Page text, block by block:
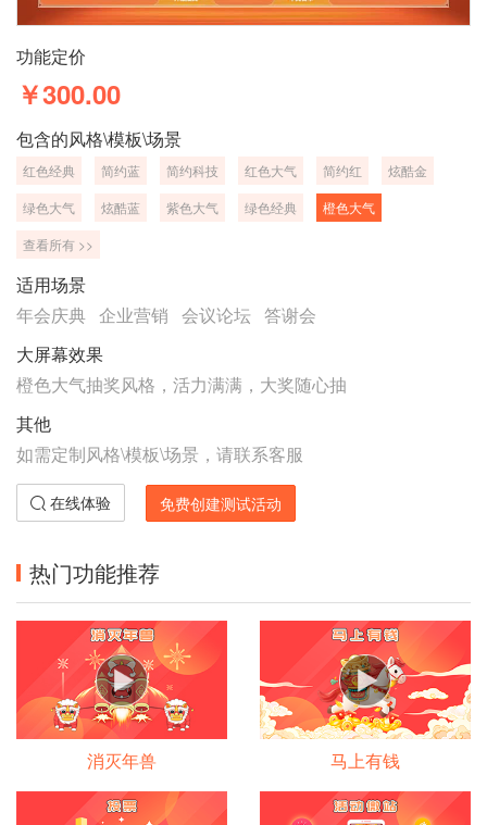
功能定价
￥300.00
包含的风格\模板\场景
红色经典 简约蓝 简约科技 红色大气 简约红
炫酷金
绿色大气
炫酷蓝 紫色大气 绿色经典
橙色大气
查看所有 >>
适用场景
年会庆典 企业营销 会议论坛 答谢会
大屏幕效果
橙色大气抽奖风格，活力满满，大奖随心抽
其他
如需定制风格\模板\场景，请联系客服
在线体验 免费创建测试活动
热门功能推荐
消灭年兽 马上有钱